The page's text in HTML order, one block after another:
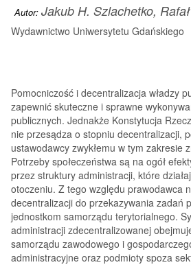
Autor: Jakub H. Szlachetko,
Wydawnictwo Uniwersytetu Gdańskiego
Pomocniczość i decentralizacja władzy
zapewnić skuteczne i sprawne
publicznych. Jednakże Konstytucja
nie przesądza o stopniu decentralizacji,
ustawodawcy zwykłemu w tym zakresie
Potrzeby społeczeństwa są na ogół
przez struktury administracji, które
otoczeniu. Z tego względu prawodawca
decentralizacji do przekazywania zadań
jednostkom samorządu terytorialnego.
administracji zdecentralizowanej
samorządu zawodowego i
administracyjne oraz podmioty spoza